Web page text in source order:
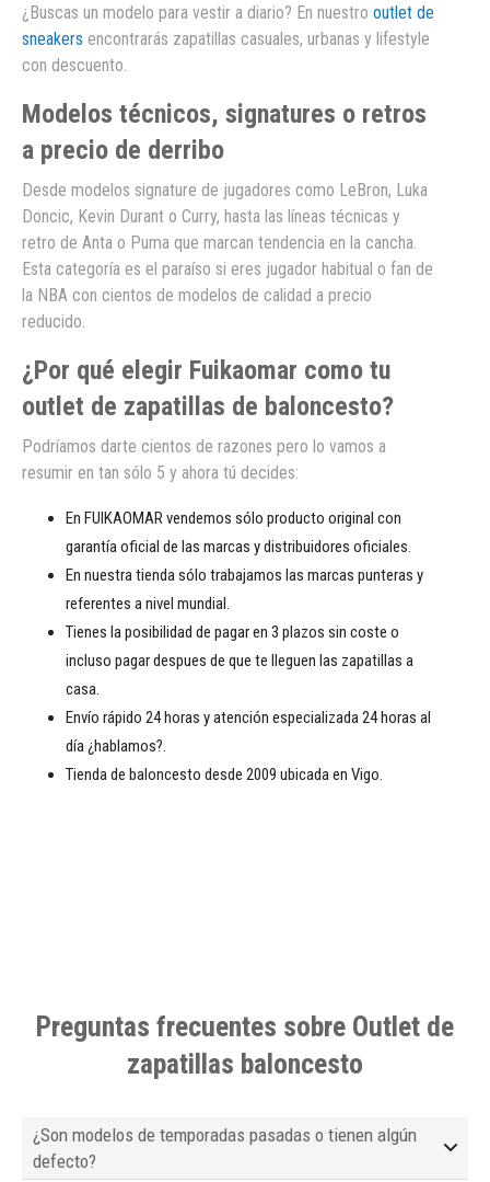
¿Buscas un modelo para vestir a diario? En nuestro outlet de
sneakers encontrarás zapatillas casuales, urbanas y lifestyle
con descuento.
Modelos técnicos, signatures o retros
a precio de derribo
Desde modelos signature de jugadores como LeBron, Luka
Doncic, Kevin Durant o Curry, hasta las líneas técnicas y
retro de Anta o Puma que marcan tendencia en la cancha.
Esta categoría es el paraíso si eres jugador habitual o fan de
la NBA con cientos de modelos de calidad a precio
reducido.
¿Por qué elegir Fuikaomar como tu
outlet de zapatillas de baloncesto?
Podríamos darte cientos de razones pero lo vamos a
resumir en tan sólo 5 y ahora tú decides:
En FUIKAOMAR vendemos sólo producto original con
garantía oficial de las marcas y distribuidores oficiales.
En nuestra tienda sólo trabajamos las marcas punteras y
referentes a nivel mundial.
Tienes la posibilidad de pagar en 3 plazos sin coste o
incluso pagar despues de que te lleguen las zapatillas a
casa.
Envío rápido 24 horas y atención especializada 24 horas al
día ¿hablamos?.
Tienda de baloncesto desde 2009 ubicada en Vigo.
Preguntas frecuentes sobre Outlet de
zapatillas baloncesto
¿Son modelos de temporadas pasadas o tienen algún
defecto?